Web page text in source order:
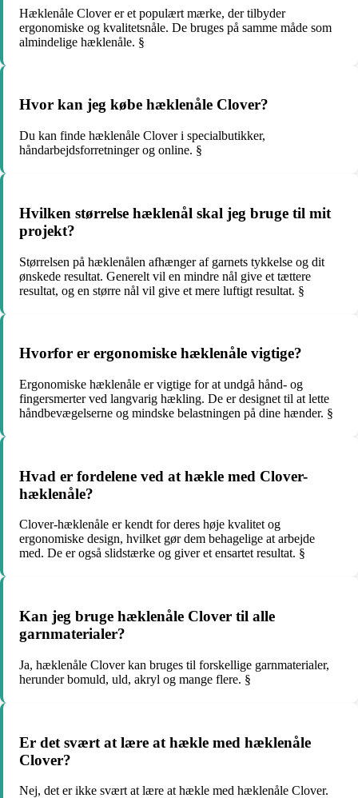
Hæklenåle Clover er et populært mærke, der tilbyder
ergonomiske og kvalitetsnåle. De bruges på samme måde som
almindelige hæklenåle. §
Hvor kan jeg købe hæklenåle Clover?
Du kan finde hæklenåle Clover i specialbutikker,
håndarbejdsforretninger og online. §
Hvilken størrelse hæklenål skal jeg bruge til mit
projekt?
Størrelsen på hæklenålen afhænger af garnets tykkelse og dit
ønskede resultat. Generelt vil en mindre nål give et tættere
resultat, og en større nål vil give et mere luftigt resultat. §
Hvorfor er ergonomiske hæklenåle vigtige?
Ergonomiske hæklenåle er vigtige for at undgå hånd- og
fingersmerter ved langvarig hækling. De er designet til at lette
håndbevægelserne og mindske belastningen på dine hænder. §
Hvad er fordelene ved at hækle med Clover-
hæklenåle?
Clover-hæklenåle er kendt for deres høje kvalitet og
ergonomiske design, hvilket gør dem behagelige at arbejde
med. De er også slidstærke og giver et ensartet resultat. §
Kan jeg bruge hæklenåle Clover til alle
garnmaterialer?
Ja, hæklenåle Clover kan bruges til forskellige garnmaterialer,
herunder bomuld, uld, akryl og mange flere. §
Er det svært at lære at hækle med hæklenåle
Clover?
Nej, det er ikke svært at lære at hækle med hæklenåle Clover.